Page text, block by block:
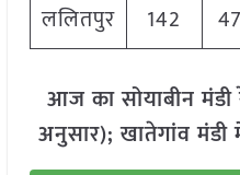
ललितपुर
142
आज का सोयाबीन
अनुसार); खातेगांव